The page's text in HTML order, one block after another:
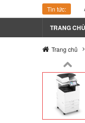
Tin tức:
TRANG CHỦ
Trang chủ